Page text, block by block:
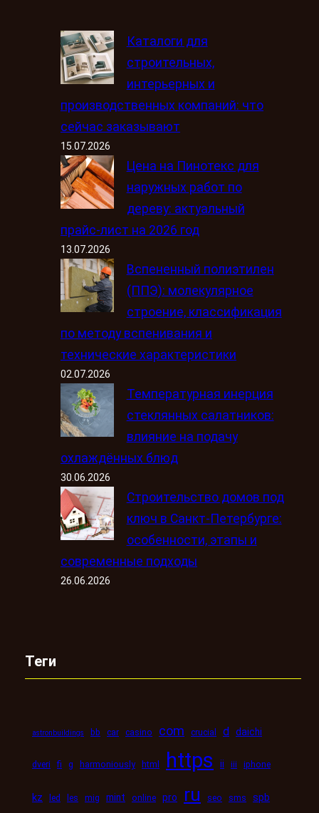
Каталоги для
строительных,
интерьерных и
производственных компаний: что
сейчас заказывают
15.07.2026
Цена на Пинотекс для
наружных работ по
дереву: актуальный
прайс-лист на 2026 год
13.07.2026
Вспененный полиэтилен
(ППЭ): молекулярное
строение, классификация
по методу вспенивания и
технические характеристики
02.07.2026
Температурная инерция
стеклянных салатников:
влияние на подачу
охлаждённых блюд
30.06.2026
Строительство домов под
ключ в Санкт-Петербурге:
особенности, этапы и
современные подходы
26.06.2026
Теги
astronbuildings bb car casino com crucial d daichi
dveri fi g harmoniously html https ii iii iphone
kz led les mig mint online pro ru seo sms spb